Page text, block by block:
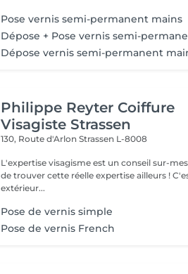
Pose vernis semi-permanent mains
Dépose + Pose vernis semi-
Dépose vernis semi-permanent
Philippe Reyter Coiffure
Visagiste Strassen
130, Route d'ArlonStrassen L-8008
L'expertise visagisme est un conseil sur-
de trouver cette réelle expertise ailleurs !
extérieur...
Pose de vernis simple
Pose de vernis French